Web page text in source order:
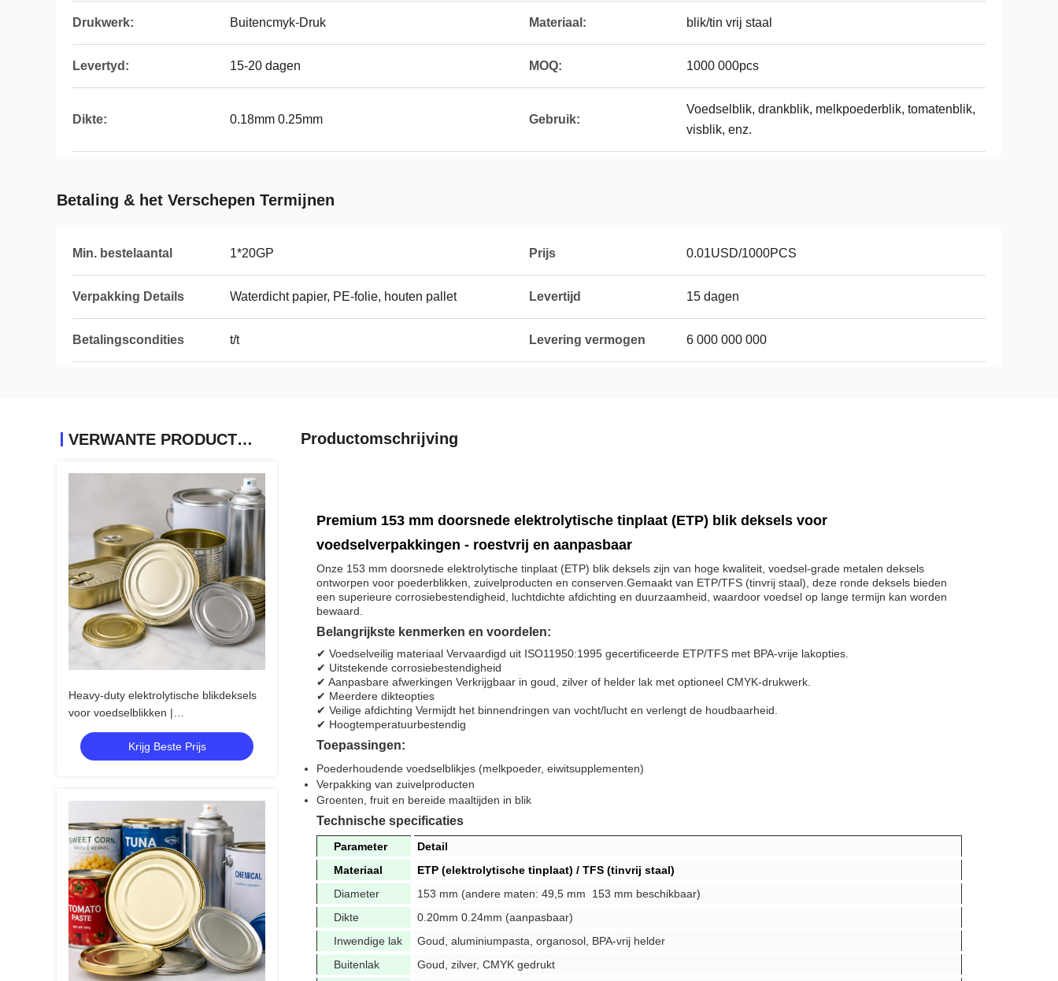
Drukwerk: Buitencmyk-Druk Materiaal: blik/tin vrij staal
Levertyd: 15-20 dagen MOQ: 1000 000pcs
Dikte: 0.18mm 0.25mm Gebruik:
Voedselblik, drankblik, melkpoederblik, tomatenblik,
visblik, enz.
Betaling & het Verschepen Termijnen
Min. bestelaantal 1*20GP Prijs 0.01USD/1000PCS
Verpakking Details Waterdicht papier, PE-folie, houten pallet Levertijd 15 dagen
Betalingscondities t/t Levering vermogen 6 000 000 000
VERWANTE PRODUCTEN
Heavy-duty elektrolytische blikdeksels
voor voedselblikken |
Corrosiebestendig
Krijg Beste Prijs
Productomschrijving
Premium 153 mm doorsnede elektrolytische tinplaat (ETP) blik deksels voor
voedselverpakkingen - roestvrij en aanpasbaar
Onze 153 mm doorsnede elektrolytische tinplaat (ETP) blik deksels zijn van hoge kwaliteit, voedsel-grade metalen deksels
ontworpen voor poederblikken, zuivelproducten en conserven.Gemaakt van ETP/TFS (tinvrij staal), deze ronde deksels bieden
een superieure corrosiebestendigheid, luchtdichte afdichting en duurzaamheid, waardoor voedsel op lange termijn kan worden
bewaard.
Belangrijkste kenmerken en voordelen:
✔ Voedselveilig materiaal Vervaardigd uit ISO11950:1995 gecertificeerde ETP/TFS met BPA-vrije lakopties.
✔ Uitstekende corrosiebestendigheid
✔ Aanpasbare afwerkingen Verkrijgbaar in goud, zilver of helder lak met optioneel CMYK-drukwerk.
✔ Meerdere dikteopties
✔ Veilige afdichting Vermijdt het binnendringen van vocht/lucht en verlengt de houdbaarheid.
✔ Hoogtemperatuurbestendig
Toepassingen:
Poederhoudende voedselblikjes (melkpoeder, eiwitsupplementen)
Verpakking van zuivelproducten
Groenten, fruit en bereide maaltijden in blik
Technische specificaties
Parameter
Detail
Materiaal
ETP (elektrolytische tinplaat) / TFS (tinvrij staal)
Diameter
153 mm (andere maten: 49,5 mm  153 mm beschikbaar)
Dikte
0.20mm 0.24mm (aanpasbaar)
Inwendige lak
Goud, aluminiumpasta, organosol, BPA-vrij helder
Buitenlak
Goud, zilver, CMYK gedrukt